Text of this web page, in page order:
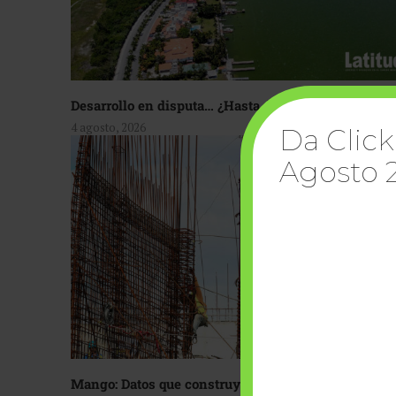
Desarrollo en disputa… ¿Hasta dónde crecer?
4 agosto, 2026
Mango: Datos que construyen confianza
Da
Agosto